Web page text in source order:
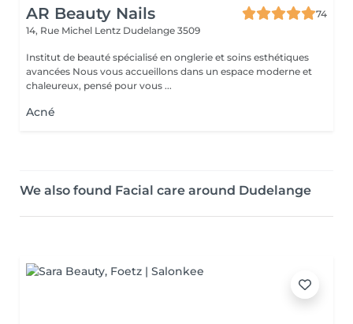
AR Beauty Nails
74
14, Rue Michel Lentz Dudelange 3509
Institut de beauté spécialisé en onglerie et soins esthétiques
avancées Nous vous accueillons dans un espace moderne et
chaleureux, pensé pour vous ...
Acné
We also found Facial care around Dudelange